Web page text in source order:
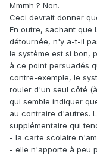
Mmmh ? Non.
Ceci devrait donner
En outre, sachant que
détournée, n'y a-t-il
le système est si bon,
à ce point persuadés
contre-exemple, le
rouler d'un seul côté
qui semble indiquer
au contraire d'autres.
supplémentaire qui
- la carte scolaire
- elle n'apporte à peu